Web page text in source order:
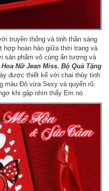
truyền thống và tinh thần sáng
hợp hoàn hảo giữa thời trang và
sản phẩm vô cùng ấn tượng và
Nữ Jean Miss. Bộ Quà Tặng
được thiết kế với chai thủy tinh
màu Đỏ vừa Sexy và quyến rũ.
khi gặp nhìn thấy Em nó..